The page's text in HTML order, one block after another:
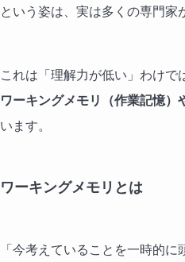
という姿は、実は多くの専門家
これは「理解力が低い」わけで
ワーキングメモリ（作業記憶）
います。
ワーキングメモリとは
「今考えていることを一時的